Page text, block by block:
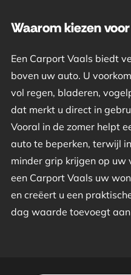
Waarom kiezen
Een Carport Vaals biedt
boven uw auto. U
vol regen, bladeren,
dat merkt u direct in
Vooral in de zomer helpt
auto te beperken, terwijl
minder grip krijgen op
een Carport Vaals uw
en creëert u een
dag waarde toevoegt